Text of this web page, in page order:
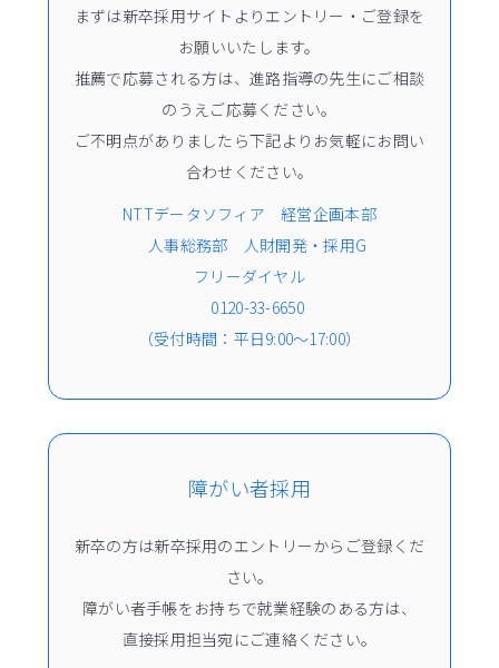
コーポレートサイト
まずは新卒採用サイトよりエントリー・ご登録を
お願いいたします。
推薦で応募される方は、進路指導の先生にご相談
のうえご応募ください。
ご不明点がありましたら下記よりお気軽にお問い
合わせください。
NTTデータソフィア 経営企画本部
人事総務部 人財開発・採用G
フリーダイヤル
0120-33-6650
（受付時間：平日9:00～17:00）
障がい者採用
新卒の方は新卒採用のエントリーからご登録くだ
さい。
障がい者手帳をお持ちで就業経験のある方は、
直接採用担当宛にご連絡ください。